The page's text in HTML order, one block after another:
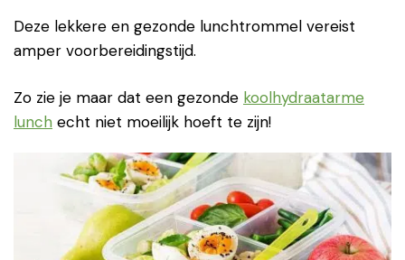
Deze lekkere en gezonde lunchtrommel vereist
amper voorbereidingstijd.
Zo zie je maar dat een gezonde koolhydraatarme
lunch echt niet moeilijk hoeft te zijn!